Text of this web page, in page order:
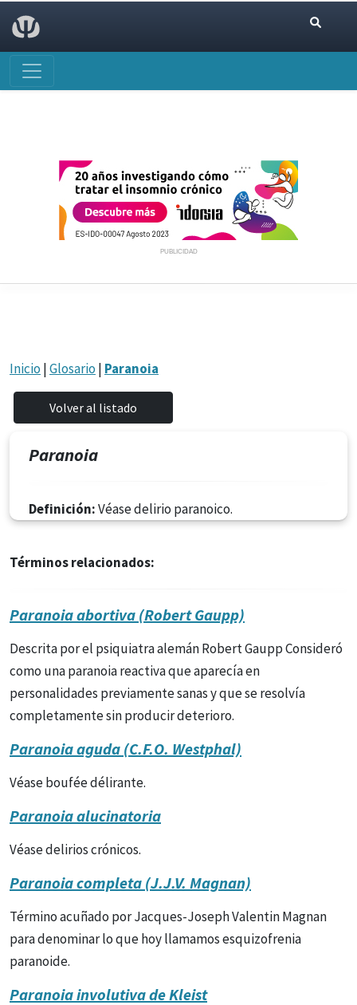
PUBLICIDAD
Inicio |Glosario | Paranoia
Paranoia
Definición:Véase delirio paranoico.
Términos relacionados:
Paranoia abortiva (Robert Gaupp)
Descrita por el psiquiatra alemán Robert Gaupp Consideró
como una paranoia reactiva que aparecía en
personalidades previamente sanas y que se resolvía
completamente sin producir deterioro.
Paranoia aguda (C.F.O. Westphal)
Véase boufée délirante.
Paranoia alucinatoria
Véase delirios crónicos.
Paranoia completa (J.J.V. Magnan)
Término acuñado por Jacques-Joseph Valentin Magnan
para denominar lo que hoy llamamos esquizofrenia
paranoide.
Paranoia involutiva de Kleist